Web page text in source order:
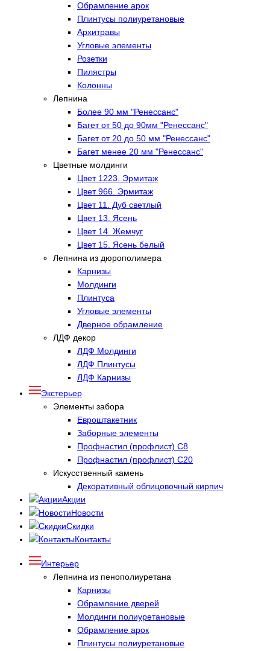
Обрамление арок
Плинтусы полиуретановые
Архитравы
Угловые элементы
Розетки
Пилястры
Колонны
Лепнина
Более 90 мм "Ренессанс"
Багет от 50 до 90мм "Ренессанс"
Багет от 20 до 50 мм "Ренессанс"
Багет менее 20 мм "Ренессанс"
Цветные молдинги
Цвет 1223. Эрмитаж
Цвет 966. Эрмитаж
Цвет 11. Дуб светлый
Цвет 13. Ясень
Цвет 14. Жемчуг
Цвет 15. Ясень белый
Лепнина из дюрополимера
Карнизы
Молдинги
Плинтуса
Угловые элементы
Дверное обрамление
ЛДФ декор
ЛДФ Молдинги
ЛДФ Плинтусы
ЛДФ Карнизы
Экстерьер
Элементы забора
Евроштакетник
Заборные элементы
Профнастил (профлист) С8
Профнастил (профлист) С20
Искусственный камень
Декоративный облицовочный кирпич
Акции
Новости
Скидки
Контакты
Интерьер
Лепнина из пенополиуретана
Карнизы
Обрамление дверей
Молдинги полиуретановые
Обрамление арок
Плинтусы полиуретановые